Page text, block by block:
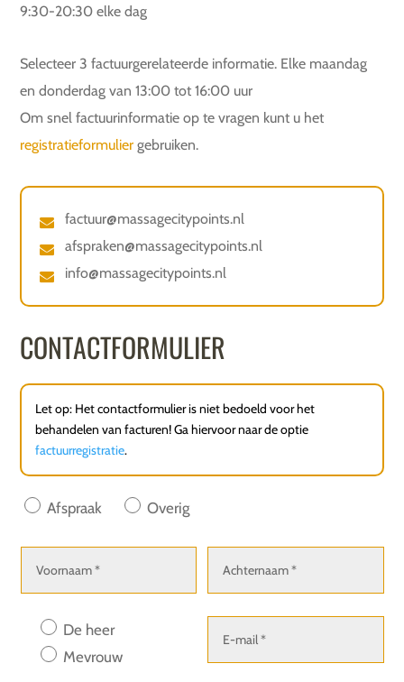
9:30-20:30 elke dag
Selecteer 3 factuurgerelateerde informatie. Elke maandag
en donderdag van 13:00 tot 16:00 uur
Om snel factuurinformatie op te vragen kunt u het
registratieformulier gebruiken.
factuur@massagecitypoints.nl
afspraken@massagecitypoints.nl
info@massagecitypoints.nl
CONTACTFORMULIER
Let op: Het contactformulier is niet bedoeld voor het
behandelen van facturen! Ga hiervoor naar de optie
factuurregistratie.
Afspraak Overig
De heer
Mevrouw